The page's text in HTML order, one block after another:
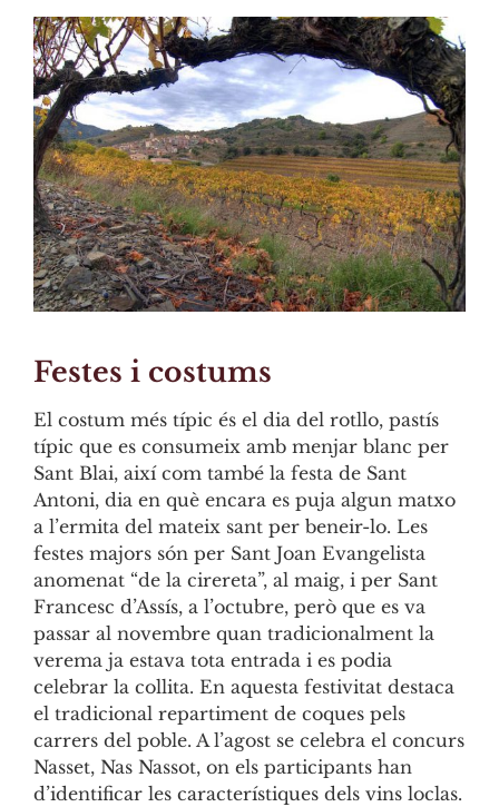
Festes i costums
El costum més típic és el dia del rotllo, pastís
típic que es consumeix amb menjar blanc per
Sant Blai, així com també la festa de Sant
Antoni, dia en què encara es puja algun matxo
a l’ermita del mateix sant per beneir-lo. Les
festes majors són per Sant Joan Evangelista
anomenat “de la cirereta”, al maig, i per Sant
Francesc d’Assís, a l’octubre, però que es va
passar al novembre quan tradicionalment la
verema ja estava tota entrada i es podia
celebrar la collita. En aquesta festivitat destaca
el tradicional repartiment de coques pels
carrers del poble. A l’agost se celebra el concurs
Nasset, Nas Nassot, on els participants han
d’identificar les característiques dels vins loclas.